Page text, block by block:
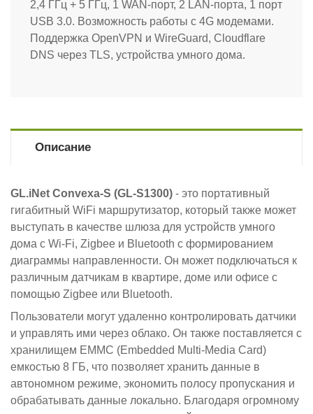
2,4 ГГц + 5 ГГц, 1 WAN-порт, 2 LAN-порта, 1 порт
USB 3.0. Возможность работы с 4G модемами.
Поддержка OpenVPN и WireGuard, Cloudflare
DNS через TLS, устройства умного дома.
Описание
GL.iNet Convexa-S (GL-S1300) - это портативный
гигабитный WiFi маршрутизатор, который также может
выступать в качестве шлюза для устройств умного
дома с Wi-Fi, Zigbee и Bluetooth с формированием
диаграммы направленности. Он может подключаться к
различным датчикам в квартире, доме или офисе с
помощью Zigbee или Bluetooth.
Пользователи могут удаленно контролировать датчики
и управлять ими через облако. Он также поставляется с
хранилищем EMMC (Embedded Multi-Media Card)
емкостью 8 ГБ, что позволяет хранить данные в
автономном режиме, экономить полосу пропускания и
обрабатывать данные локально. Благодаря огромному